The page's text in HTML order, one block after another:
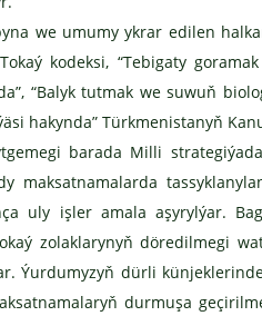
we umumy ykrar edilen
kodeksi, “Tebigaty
“Balyk tutmak we suwuň
hakynda” Türkmenistanyň
barada Milli
maksatnamalarda
uly işler amala aşyrylýar.
zolaklarynyň döredilmegi
Ýurdumyzyň dürli
durmuşa